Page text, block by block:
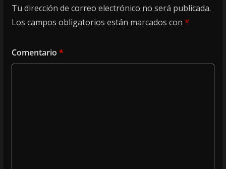
Tu dirección de correo electrónico no será publicada.
Los campos obligatorios están marcados con *
Comentario *